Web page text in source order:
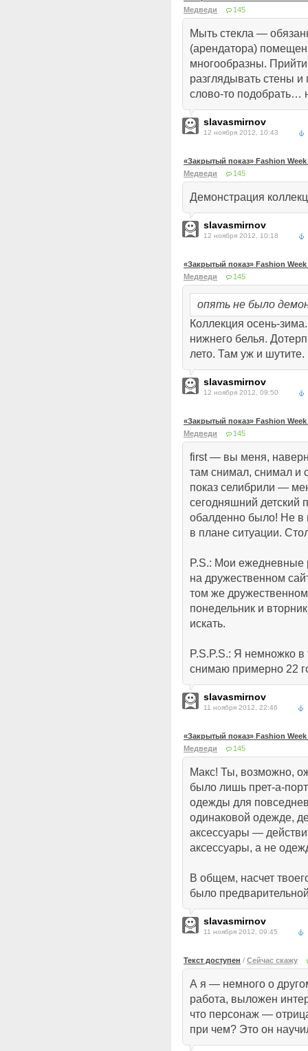
Медведи
145
Мыть стекла —
(арендатора)
многообразны.
разглядывать стены
слово-то подобрать…
slavasmirnov
12 ноября 2012, 10:43
«Закрытый показ» Fashion
Медведи
145
Демонстрация
slavasmirnov
12 ноября 2012, 10:18
«Закрытый показ» Fashion
Медведи
145
опять не было
Коллекция осень-
нижнего белья.
лето. Там уж и шутите.
slavasmirnov
12 ноября 2012, 09:50
«Закрытый показ» Fashion
Медведи
145
first — вы меня,
там снимал, снимал и
показ селибрили —
сегодняшний детский
обалденно было! Не в
в плане ситуации.
P.S.: Мои ежедневные
на дружественном
том же
понедельник и
искать.
P.S.P.S.: Я немножко
снимаю примерно 22
slavasmirnov
11 ноября 2012, 22:46
«Закрытый показ» Fashion
Медведи
145
Макс! Ты, возможно,
было лишь прет-а-
одежды для
одинаковой одежде,
аксессуары —
аксессуары, а не
В общем, насчет
было
slavasmirnov
11 ноября 2012, 09:45
Текст доступен / Сейчас скажу
А я — немного о
работа, выложен
что персонаж —
при чем? Это он